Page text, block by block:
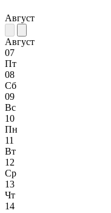
Август
Август
07
Пт
08
Сб
09
Вс
10
Пн
11
Вт
12
Ср
13
Чт
14